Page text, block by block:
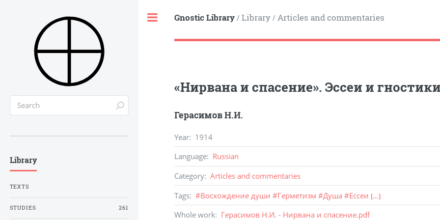
Gnostic Library/ Library/ Articles and commentaries
«Нирвана и спасение». Эссеи и
Герасимов Н.И.
Year: 1914
Language: Russian
Category: Articles and commentaries
Tags: #Восхождение души #Герметизм #Душа #Ессеи [...]
Whole work: Герасимов Н.И. - Нирвана и спасение.pdf
Library
TEXTS
STUDIES 261
Toggle